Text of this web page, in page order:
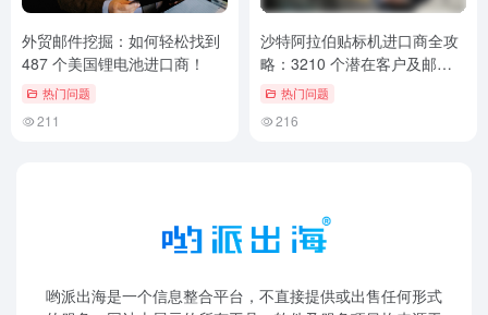
外贸邮件挖掘：如何轻松找到
487 个美国锂电池进口商！
热门问题
211
沙特阿拉伯贴标机进口商全攻
略：3210 个潜在客户及邮件
挖掘技巧！
热门问题
216
哟派出海是一个信息整合平台，不直接提供或出售任何形式